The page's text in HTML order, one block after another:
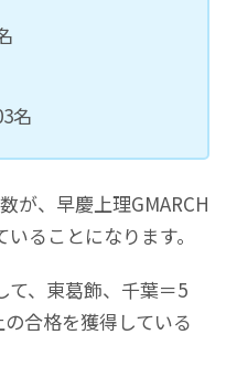
名
が、早慶上理GMARCH
ることになります。
て、東葛飾、千葉＝5
合格を獲得している